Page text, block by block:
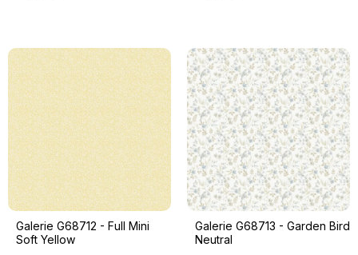
Galerie G68712 - Full Mini
Soft Yellow
Galerie G68713 - Garden Bird
Neutral